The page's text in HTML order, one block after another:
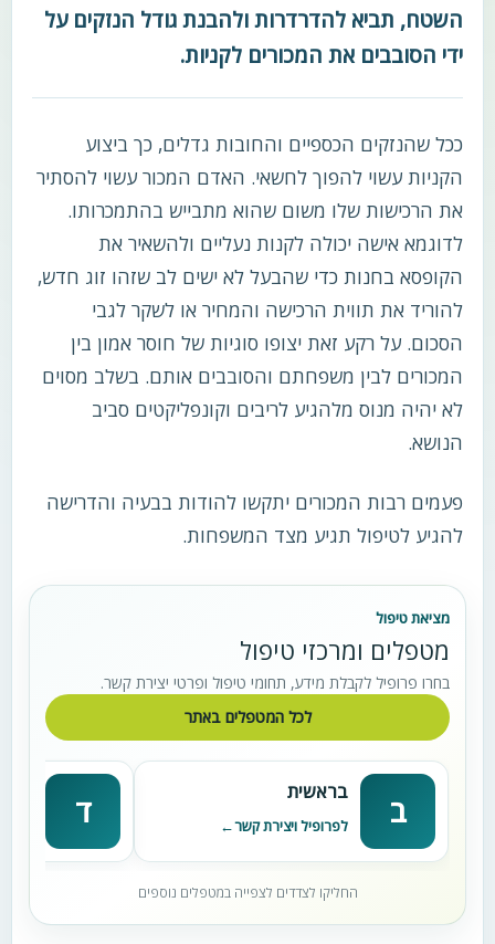
השטח, תביא להדרדרות ולהבנת גודל הנזקים על
ידי הסובבים את המכורים לקניות.
ככל שהנזקים הכספיים והחובות גדלים, כך ביצוע
הקניות עשוי להפוך לחשאי. האדם המכור עשוי להסתיר
את הרכישות שלו משום שהוא מתבייש בהתמכרותו.
לדוגמא אישה יכולה לקנות נעליים ולהשאיר את
הקופסא בחנות כדי שהבעל לא ישים לב שזהו זוג חדש,
להוריד את תווית הרכישה והמחיר או לשקר לגבי
הסכום. על רקע זאת יצופו סוגיות של חוסר אמון בין
המכורים לבין משפחתם והסובבים אותם. בשלב מסוים
לא יהיה מנוס מלהגיע לריבים וקונפליקטים סביב
הנושא.
פעמים רבות המכורים יתקשו להודות בבעיה והדרישה
להגיע לטיפול תגיע מצד המשפחות.
מציאת טיפול
מטפלים ומרכזי טיפול
בחרו פרופיל לקבלת מידע, תחומי טיפול ופרטי יצירת קשר.
לכל המטפלים באתר
ב בראשית
לפרופיל ויצירת קשר ד
החליקו לצדדים לצפייה במטפלים נוספים